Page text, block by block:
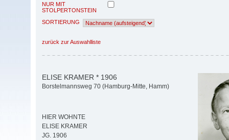
NUR MIT
STOLPERTONSTEIN
SORTIERUNG
zurück zur Auswahlliste
ELISE KRAMER * 1906
Borstelmannsweg 70 (Hamburg-Mitte, Hamm)
HIER WOHNTE
ELISE KRAMER
JG. 1906